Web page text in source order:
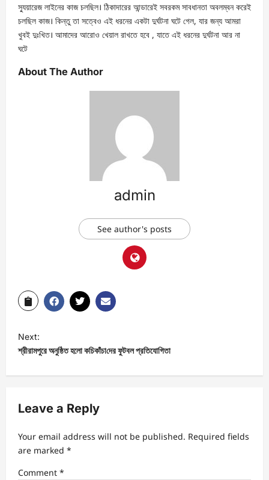
স্যুয়ারেজ লাইনের কাজ চলছিল। ঠিকাদারের আন্ডারেই সবরকম সাবধানতা অবলম্বন করেই
চলছিল কাজ। কিন্তু তা সত্বেও এই ধরনের একটা দুর্ঘটনা ঘটে গেল, যার জন্য আমরা
খুবই দুঃখিত। আমাদের আরোও খেয়াল রাখতে হবে , যাতে এই ধরনের দুর্ঘটনা আর না
ঘটে
About The Author
admin
See author's posts
Next:
শ্রীরামপুরে অনুষ্ঠিত হলো কচিকাঁচা‌‌‍‌দের ফুটবল প্রতিযোগিতা
Leave a Reply
Your email address will not be published. Required fields
are marked *
Comment *